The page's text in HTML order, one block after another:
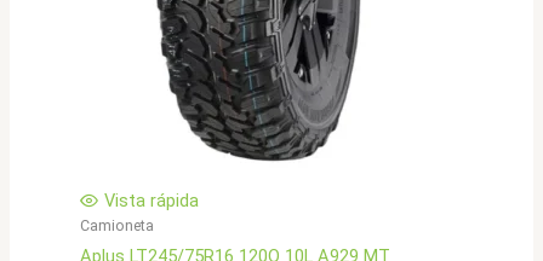
Vista rápida
Camioneta
Aplus LT245/75R16 120Q 10L A929 MT